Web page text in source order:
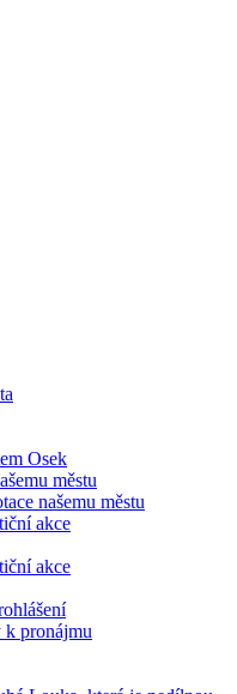
Osek
městu
našemu městu
akce
akce
k pronájmu